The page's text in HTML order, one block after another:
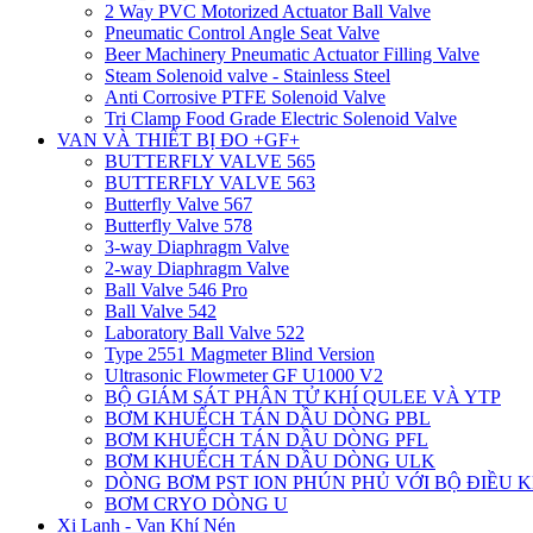
2 Way PVC Motorized Actuator Ball Valve
Pneumatic Control Angle Seat Valve
Beer Machinery Pneumatic Actuator Filling Valve
Steam Solenoid valve - Stainless Steel
Anti Corrosive PTFE Solenoid Valve
Tri Clamp Food Grade Electric Solenoid Valve
VAN VÀ THIẾT BỊ ĐO +GF+
BUTTERFLY VALVE 565
BUTTERFLY VALVE 563
Butterfly Valve 567
Butterfly Valve 578
3-way Diaphragm Valve
2-way Diaphragm Valve
Ball Valve 546 Pro
Ball Valve 542
Laboratory Ball Valve 522
Type 2551 Magmeter Blind Version
Ultrasonic Flowmeter GF U1000 V2
BỘ GIÁM SÁT PHÂN TỬ KHÍ QULEE VÀ YTP
BƠM KHUẾCH TÁN DẦU DÒNG PBL
BƠM KHUẾCH TÁN DẦU DÒNG PFL
BƠM KHUẾCH TÁN DẦU DÒNG ULK
DÒNG BƠM PST ION PHÚN PHỦ VỚI BỘ ĐIỀU
BƠM CRYO DÒNG U
Xi Lanh - Van Khí Nén